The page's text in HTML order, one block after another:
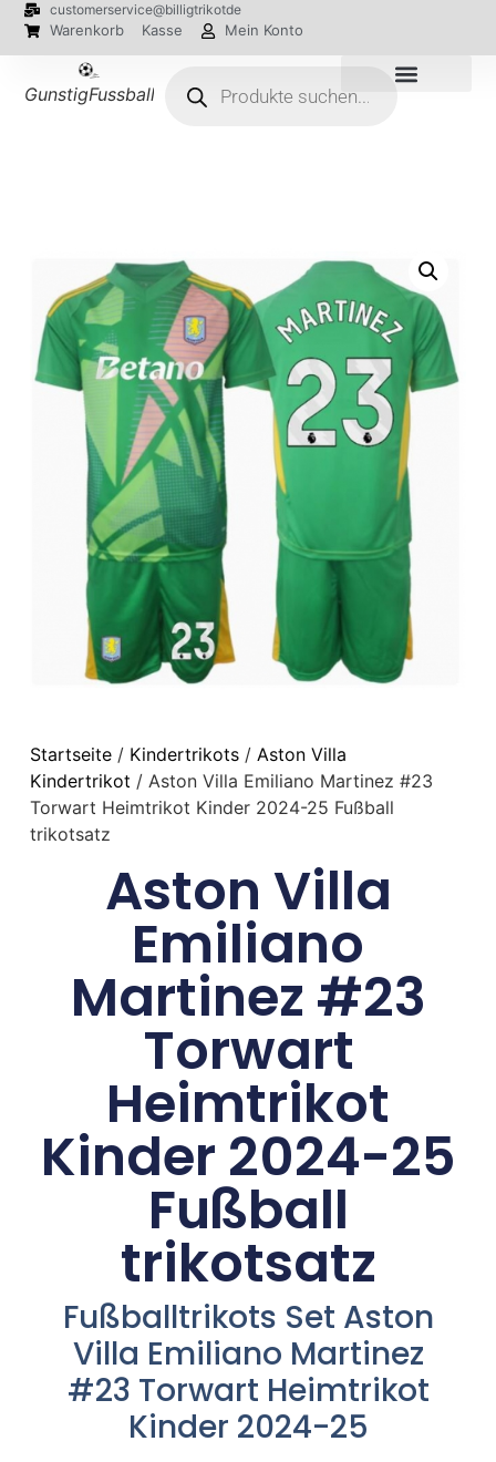
customerservice@billigtrikotde
Warenkorb Kasse Mein Konto
GunstigFussballTrikot
Startseite/ Kindertrikots/ Aston Villa
Kindertrikot / Aston Villa Emiliano Martinez #23
Torwart Heimtrikot Kinder 2024-25 Fußball
trikotsatz
Aston Villa
Emiliano
Martinez #23
Torwart
Heimtrikot
Kinder 2024-25
Fußball
trikotsatz
Fußballtrikots Set Aston
Villa Emiliano Martinez
#23 Torwart Heimtrikot
Kinder 2024-25